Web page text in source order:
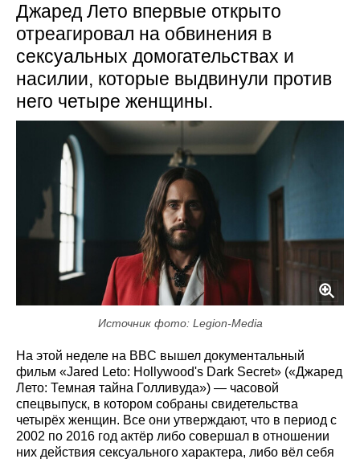
Джаред Лето впервые открыто
отреагировал на обвинения в
сексуальных домогательствах и
насилии, которые выдвинули против
него четыре женщины.
Источник фото: Legion-Media
На этой неделе на BBC вышел документальный
фильм «Jared Leto: Hollywood's Dark Secret» («Джаред
Лето: Темная тайна Голливуда») — часовой
спецвыпуск, в котором собраны свидетельства
четырёх женщин. Все они утверждают, что в период с
2002 по 2016 год актёр либо совершал в отношении
них действия сексуального характера, либо вёл себя